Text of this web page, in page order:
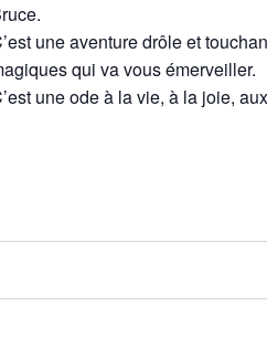
une aventure drôle et
qui va vous émerveiller.
une ode à la vie, à la joie,